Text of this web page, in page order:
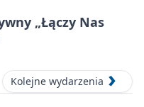
„Łączy Nas
Kolejne wydarzenia